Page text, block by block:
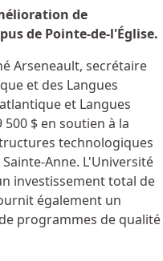
de
de Pointe-de-l'Église.
Arseneault, secrétaire
et des Langues
et Langues
$ en soutien à la
technologiques
Anne. L'Université
investissement total de
également un
programmes de qualité